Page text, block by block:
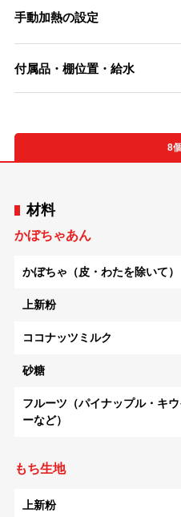
手動加熱の設定
付属品・棚位置・給水
8
材料
かぼちゃあん
かぼちゃ（皮・わたを除いて）
上新粉
ココナッツミルク
砂糖
フルーツ（パイナップル・キ
ーなど）
もち生地
上新粉